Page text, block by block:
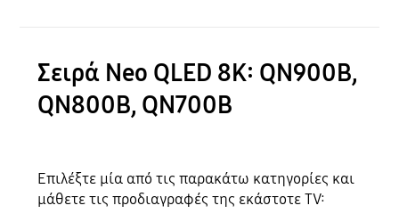
Σειρά Neo QLED 8K: QN900B,
QN800B, QN700B
Επιλέξτε μία από τις παρακάτω κατηγορίες και
μάθετε τις προδιαγραφές της εκάστοτε TV: